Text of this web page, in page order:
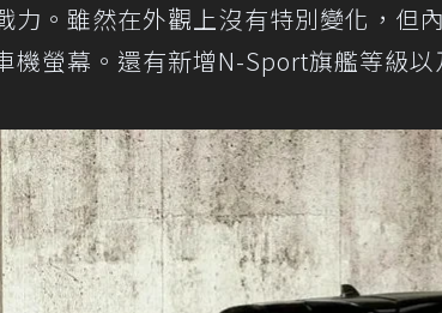
力。雖然在外觀上沒有特別變化，但
機螢幕。還有新增N-Sport旗艦等級